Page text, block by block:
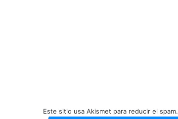
Este sitio usa Akismet para reducir el spam.